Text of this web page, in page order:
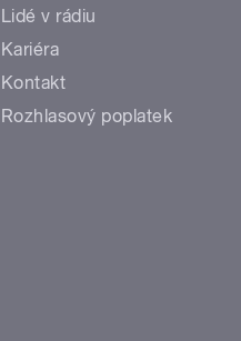
Lidé v rádiu
Kariéra
Kontakt
Rozhlasový poplatek